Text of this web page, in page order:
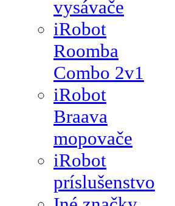
vysávače
iRobot
Roomba
Combo 2v1
iRobot
Braava
mopovače
iRobot
príslušenstvo